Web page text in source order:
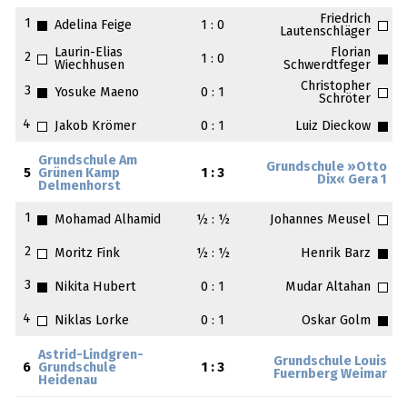
1 Adelina Feige 1 : 0
Friedrich
Lautenschläger
2
Laurin-Elias
Wiechhusen
1 : 0
Florian
Schwerdtfeger
3
Yosuke Maeno 0 : 1
Christopher
Schröter
4
Jakob Krömer 0 : 1 Luiz Dieckow
5
Grundschule Am
Grünen Kamp
Delmenhorst
1 : 3
Grundschule »Otto
Dix« Gera 1
1 Mohamad Alhamid ½ : ½ Johannes Meusel
2 Moritz Fink ½ : ½ Henrik Barz
3 Nikita Hubert 0 : 1 Mudar Altahan
4 Niklas Lorke 0 : 1 Oskar Golm
6
Astrid-Lindgren-
Grundschule
Heidenau
1 : 3
Grundschule Louis
Fuernberg Weimar